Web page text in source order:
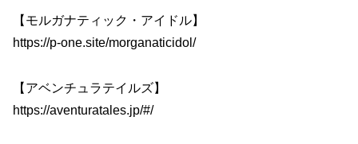
【モルガナティック・アイドル】
https://p-one.site/morganaticidol/
【アベンチュラテイルズ】
https://aventuratales.jp/#/